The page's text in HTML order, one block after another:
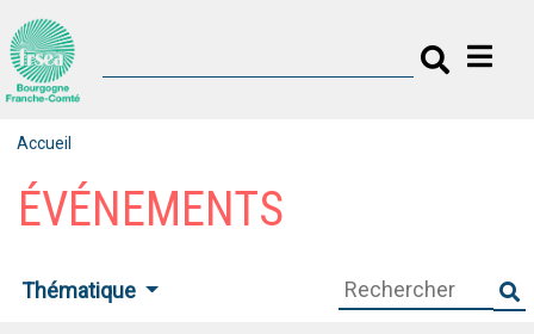
Accueil
ÉVÉNEMENTS
Thématique